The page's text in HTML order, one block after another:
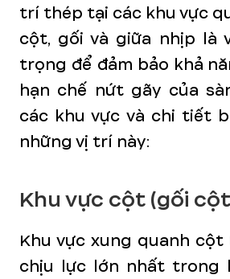
trí thép tại các khu vực
cột, gối và giữa nhịp là
trọng để đảm bảo khả
hạn chế nứt gãy của
các khu vực và chi tiết
những vị trí này:
Khu vực cột (gối
Khu vực xung quanh
chịu lực lớn nhất trong